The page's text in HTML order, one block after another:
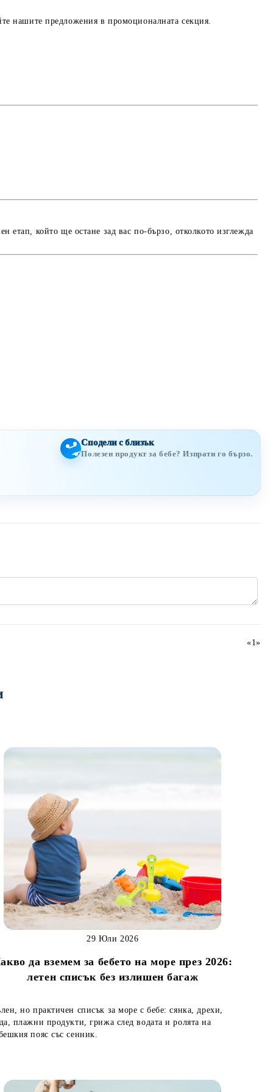
нашите предложения в промоционалната секция.
етап, който ще остане зад вас по-бързо, отколкото изглежда
Сподели с близък
Полезен продукт за бебе? Изпрати го бързо.
«1»
да вземем за бебето на море през 2026:
летен списък без излишен багаж
29 Юли 2026
но практичен списък за море с бебе: сянка, дрехи,
плажни продукти, грижа след водата и ролята на
пояс със сенник.